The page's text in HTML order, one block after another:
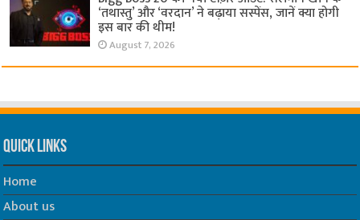
‘तथास्तु’ और ‘वरदान’ ने बढ़ाया सस्पेंस, जानें क्या होगी
इस बार की थीम!
August 7, 2026
Quick Links
Home
About us